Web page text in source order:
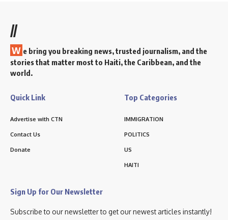
//
W e bring you breaking news, trusted journalism, and the
stories that matter most to Haiti, the Caribbean, and the
world.
Quick Link
Advertise with CTN
Contact Us
Donate
Top Categories
IMMIGRATION
POLITICS
US
HAITI
Sign Up for Our Newsletter
Subscribe to our newsletter to get our newest articles instantly!